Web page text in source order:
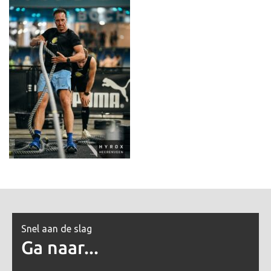
Snel aan de slag
Ga naar...